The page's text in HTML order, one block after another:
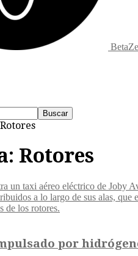
Rotores
Rotores
por